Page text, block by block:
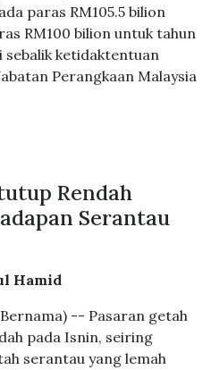
paras RM105.5 bilion
RM100 bilion untuk tahun
ketidaktentuan
Perangkaan Malaysia
Rendah
Serantau
Hamid
-- Pasaran getah
pada Isnin, seiring
serantau yang lemah